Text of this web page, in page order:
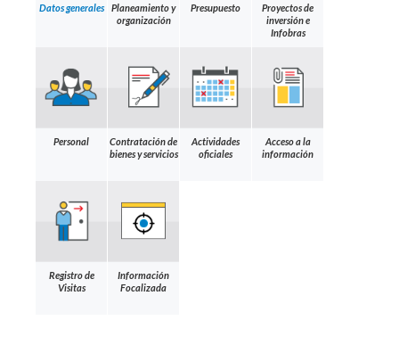
Datos generales
Planeamiento y
organización
Presupuesto
Proyectos de
inversión e
Infobras
Personal
Contratación de
bienes y servicios
Actividades
oficiales
Acceso a la
información
Registro de
Visitas
Información
Focalizada